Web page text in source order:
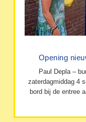
Opening
Paul Depla –
zaterdagmiddag 4
bord bij de entree